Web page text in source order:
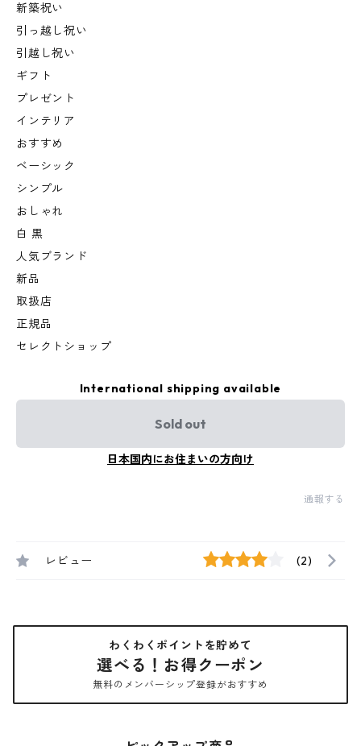
新築祝い
引っ越し祝い
引越し祝い
ギフト
プレゼント
インテリア
おすすめ
ベーシック
シンプル
おしゃれ
白 黒
人気ブランド
新品
取扱店
正規品
セレクトショップ
International shipping available
Sold out
日本国内にお住まいの方向け
通報する
レビュー (2)
わくわくポイントを貯めて
選べる！お得クーポン
無料のメンバーシップ登録がおすすめ